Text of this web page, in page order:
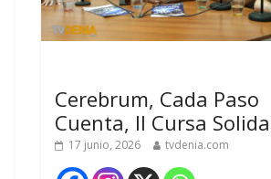
Cerebrum, Cada Paso
Cuenta, II Cursa
17 junio, 2026 tvdenia.com